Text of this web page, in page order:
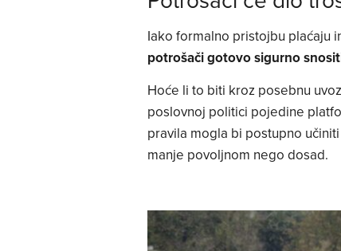
Iako formalno pristojbu plaćaju
potrošači gotovo sigurno
Hoće li to biti kroz posebnu
poslovnoj politici pojedine
pravila mogla bi postupno
manje povoljnom nego dosad.